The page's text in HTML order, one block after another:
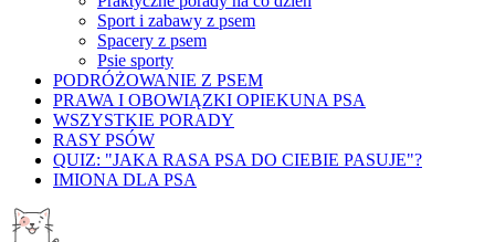
Sport i zabawy z psem
Spacery z psem
Psie sporty
PODRÓŻOWANIE Z PSEM
PRAWA I OBOWIĄZKI OPIEKUNA PSA
WSZYSTKIE PORADY
RASY PSÓW
QUIZ: "JAKA RASA PSA DO CIEBIE PASUJE"?
IMIONA DLA PSA